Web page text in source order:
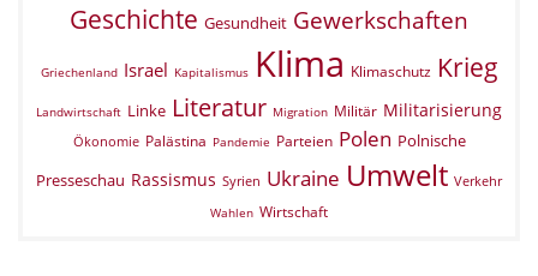
Geschichte Gesundheit Gewerkschaften
Griechenland Israel Kapitalismus Klima Klimaschutz Krieg
Landwirtschaft Linke Literatur Migration Militär Militarisierung
Ökonomie Palästina Pandemie Parteien Polen Polnische
Presseschau Rassismus Syrien Ukraine Umwelt Verkehr
Wahlen Wirtschaft